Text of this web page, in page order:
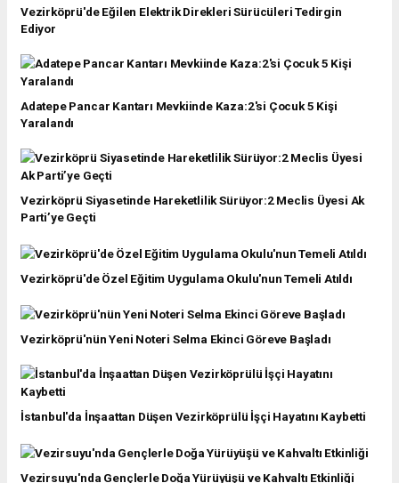
Vezirköprü'de Eğilen Elektrik Direkleri Sürücüleri Tedirgin
Ediyor
Adatepe Pancar Kantarı Mevkiinde Kaza:2'si Çocuk 5 Kişi
Yaralandı
Vezirköprü Siyasetinde Hareketlilik Sürüyor:2 Meclis Üyesi Ak
Parti’ye Geçti
Vezirköprü'de Özel Eğitim Uygulama Okulu'nun Temeli Atıldı
Vezirköprü'nün Yeni Noteri Selma Ekinci Göreve Başladı
İstanbul'da İnşaattan Düşen Vezirköprülü İşçi Hayatını Kaybetti
Vezirsuyu'nda Gençlerle Doğa Yürüyüşü ve Kahvaltı Etkinliği